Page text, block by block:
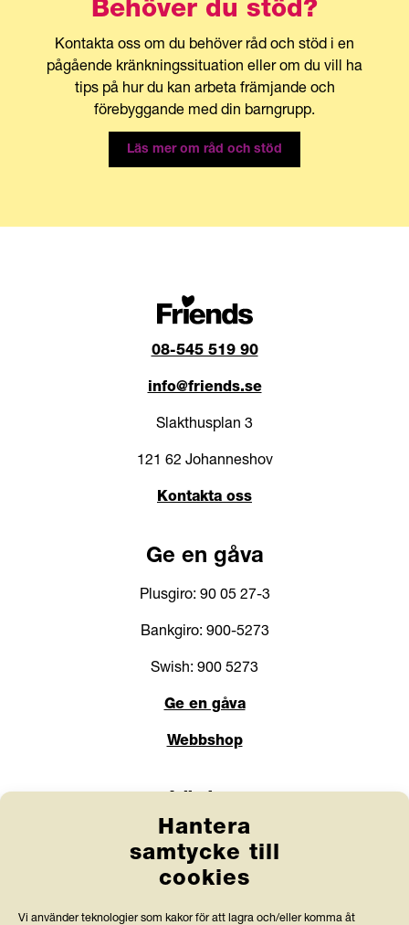
Hantera
samtycke till
cookies
Vi använder teknologier som kakor för att lagra och/eller komma åt
Behöver du stöd?
Kontakta oss om du behöver råd och stöd i en
pågående kränkningssituation eller om du vill ha
tips på hur du kan arbeta främjande och
förebyggande med din barngrupp.
Läs mer om råd och stöd
08-545 519 90
info@friends.se
Slakthusplan 3
121 62 Johanneshov
Kontakta oss
Ge en gåva
Plusgiro: 90 05 27-3
Bankgiro: 900-5273
Swish: 900 5273
Ge en gåva
Webbshop
Jobba hos oss
Prenumerera på nyhetsbrev